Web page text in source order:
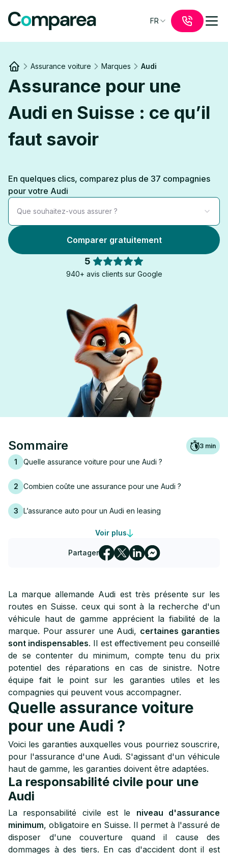
FR
Assurance voiture Marques Audi
Assurance pour une
Audi en Suisse : ce qu’il
faut savoir
En quelques clics, comparez plus de 37 compagnies
pour votre Audi
Que souhaitez-vous assurer ?
Comparer gratuitement
5
940+ avis clients sur Google
Sommaire 3 min
1 Quelle assurance voiture pour une Audi ?
2 Combien coûte une assurance pour une Audi ?
3 L’assurance auto pour un Audi en leasing
Quelle compagnie d’assurances pour assurer une Audi en
Voir plus
Partager
La marque allemande Audi est très présente sur les
routes en Suisse. ceux qui sont à la recherche d'un
véhicule haut de gamme apprécient la fiabilité de la
marque. Pour assurer une Audi, certaines garanties
sont indispensables. Il est effectivement peu conseillé
de se contenter du minimum, compte tenu du prix
potentiel des réparations en cas de sinistre. Notre
équipe fait le point sur les garanties utiles et les
compagnies qui peuvent vous accompagner.
Quelle assurance voiture
pour une Audi ?
Voici les garanties auxquelles vous pourriez souscrire,
pour l'assurance d'une Audi. S'agissant d'un véhicule
haut de gamme, les garanties doivent être adaptées.
La responsabilité civile pour une
Audi
La responsabilité civile est le niveau d'assurance
minimum, obligatoire en Suisse. Il permet à l'assuré de
disposer d'une couverture quand il cause des
dommages à des tiers. En cas d'accident dont il est